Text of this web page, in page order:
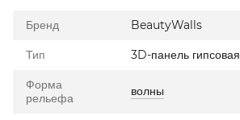
Бренд BeautyWalls
Тип 3D-панель гипсовая
Форма
рельефа
волны